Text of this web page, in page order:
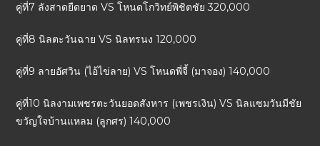
คู่ที่7 ลังสาดยืดยาด VS โหนดโกวิทย์พิชิตชัย 320,000
คู่ที่8 นิลตะวันฉาย VS นิลทรนง 120,000
คู่ที่9 ลายอัศวิน (ไอ้ไข่ลาย) VS โหนดพี่จี้ (มาจอง) 140,000
คู่ที่10 นิลงามเพชรตะวันยอดสังหาร (เพชรเงิน) VS นิลแซมวันมีชัย
ขวัญใจบ้านแหลม (ลูกศร) 140,000